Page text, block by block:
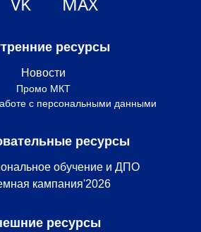
ресурсы
Новости
Промо МКТ
с персональными данными
ресурсы
обучение и ДПО
кампания'2026
ресурсы